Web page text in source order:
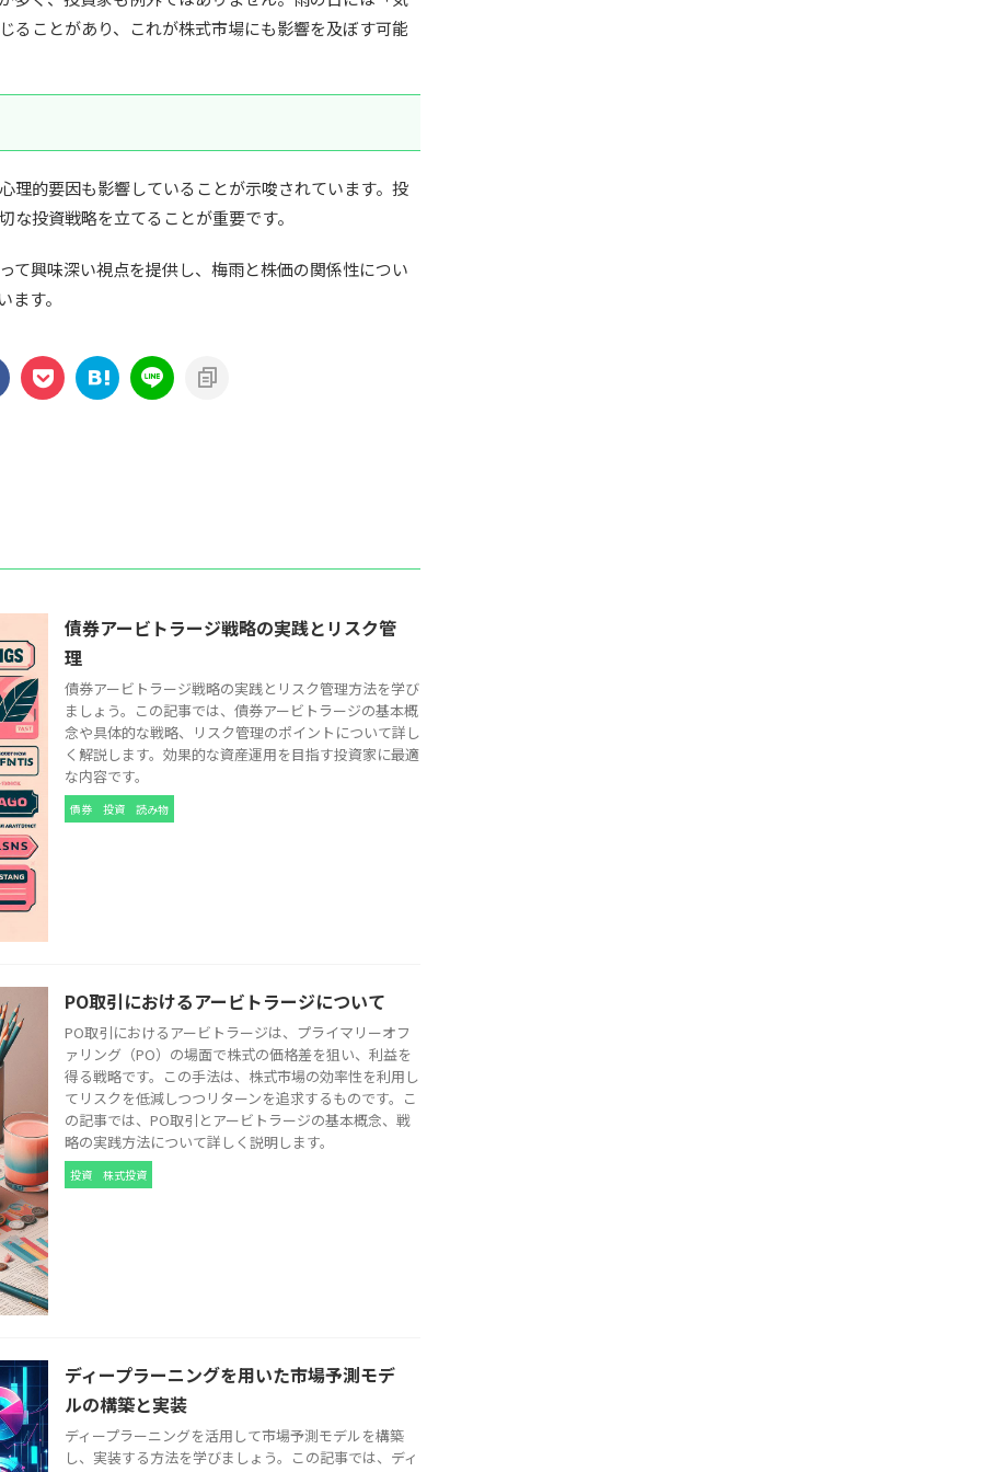
ることがあり、これが株式市場にも影響を及ぼす可能
理的要因も影響していることが示唆されています。投
投資戦略を立てることが重要です。
て興味深い視点を提供し、梅雨と株価の関係性につい
す。
債券アービトラージ戦略の実践とリスク管
理
債券アービトラージ戦略の実践とリスク管理方法を学び
ましょう。この記事では、債券アービトラージの基本概
念や具体的な戦略、リスク管理のポイントについて詳し
く解説します。効果的な資産運用を目指す投資家に最適
な内容です。
債券 投資 読み物
PO取引におけるアービトラージについて
PO取引におけるアービトラージは、プライマリーオフ
ァリング（PO）の場面で株式の価格差を狙い、利益を
得る戦略です。この手法は、株式市場の効率性を利用し
てリスクを低減しつつリターンを追求するものです。こ
の記事では、PO取引とアービトラージの基本概念、戦
略の実践方法について詳しく説明します。
投資 株式投資
ディープラーニングを用いた市場予測モデ
ルの構築と実装
ディープラーニングを活用して市場予測モデルを構築
し、実装する方法を学びましょう。この記事では、ディ